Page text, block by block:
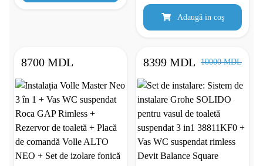
Close
Omnia Architectura
DirectFlushAdaugă in coş
8700 MDL 8399 MDL 10000 MDL